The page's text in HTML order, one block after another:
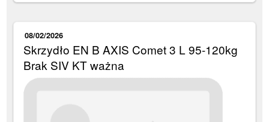
08/02/2026
Skrzydło EN B AXIS Comet 3 L 95-120kg
Brak SIV KT ważna